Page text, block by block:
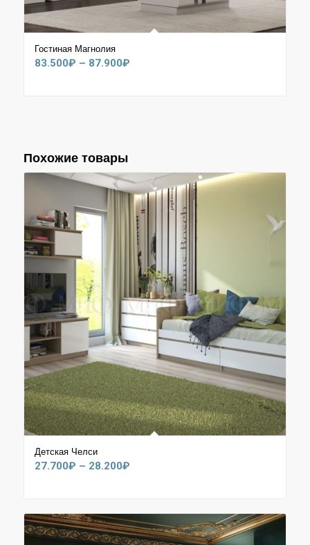
Гостиная Магнолия
83.500₽ – 87.900₽Диапазон
Похожие товары
Детская Челси
27.700₽ – 28.200₽Диапазон
–
28.200₽